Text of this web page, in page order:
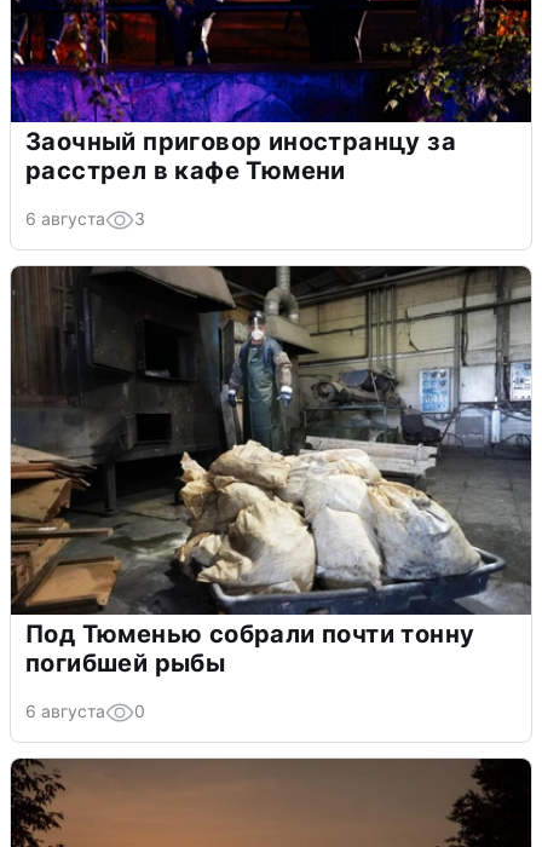
Заочный приговор иностранцу за
расстрел в кафе Тюмени
6 августа 3
Под Тюменью собрали почти тонну
погибшей рыбы
6 августа 0